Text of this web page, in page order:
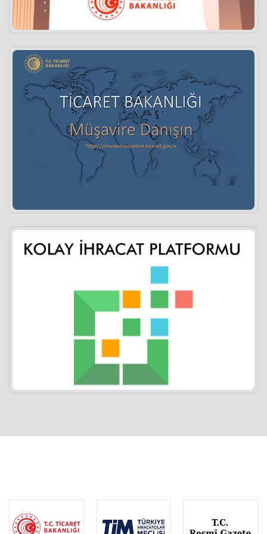
RAKAMLARI
4 Ağustos 2026
İŞ DÜNYASI VE FİNANS SEKTÖRÜ GAZİANTEP
BULUŞMASI
3 Ağustos 2026 devamı..
Bazı Kanun ve Kanun Hükmünde Kararnamelerde
Düzenleme Yapıldı
Maden Yönetmeliği’nde Değişiklik Yapıldı
3 Ağustos 2026
Türkiye ile Maldivler Arasındaki Ticarette
3 Ağustos 2026
3 Ağustos 2026 devamı..